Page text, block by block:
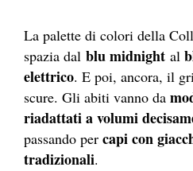
La palette di colori della
spazia dal blu midnight al
elettrico. E poi, ancora, il
scure. Gli abiti vanno da
riadattati a volumi
passando per capi con
tradizionali.